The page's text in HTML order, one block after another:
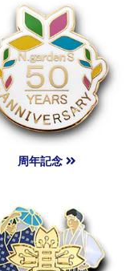
周年記念